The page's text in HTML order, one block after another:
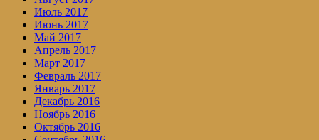
Июль 2017
Июнь 2017
Май 2017
Апрель 2017
Март 2017
Февраль 2017
Январь 2017
Декабрь 2016
Ноябрь 2016
Октябрь 2016